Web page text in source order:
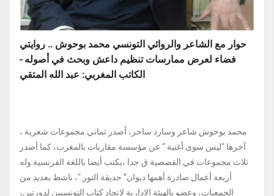
حوار مع الشاعر والروائي التونسي محمد بوحوش .. روايتي
فضاء لعرض ممارسات تنظيم داعش وبحث في أصوله -
الكاتب المغربي: عبد الله المتقي
محمد بوحوش شاعر وسارد ساحر، أصدر ثماني مجموعات شعرية ،
آخرها “ليس سوى أغنية “ عن مؤسسة مقاربات بالمغرب، كما أصدر
ثلاث مجموعات في القصصية ق جدا ،يكتب أيضا باللغة الفرنسية وله
أربعة أعمال صادرة أهمها ديوان” حديقة النور “، ناشط بعديد من
الجمعيات، وعضو بالهيئة الإدارية لاتحاد كتاب التونسيين لدورتين،